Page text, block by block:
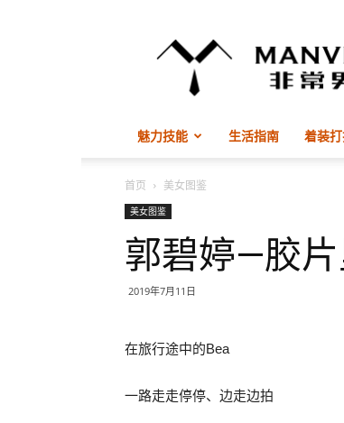
常
魅力技能
生活指南 着装
首页 美女图鉴
美女图鉴
郭碧婷—胶片
2019年7月11日
在旅行途中的Bea
一路走走停停、边走边拍